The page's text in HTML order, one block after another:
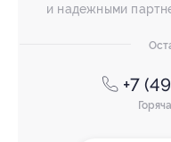
и надежными
+7